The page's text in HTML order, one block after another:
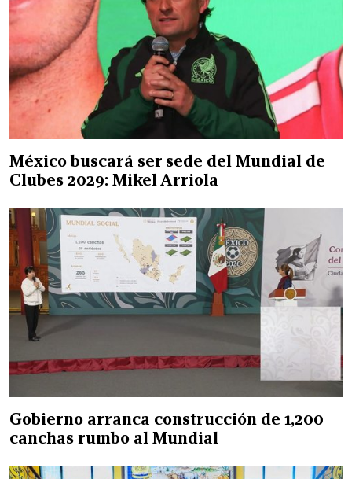
México buscará ser sede del Mundial de
Clubes 2029: Mikel Arriola
Gobierno arranca construcción de 1,200
canchas rumbo al Mundial